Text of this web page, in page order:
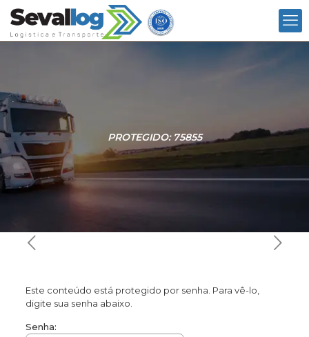
PROTEGIDO: 75855
Este conteúdo está protegido por senha. Para vê-lo,
digite sua senha abaixo.
Senha: